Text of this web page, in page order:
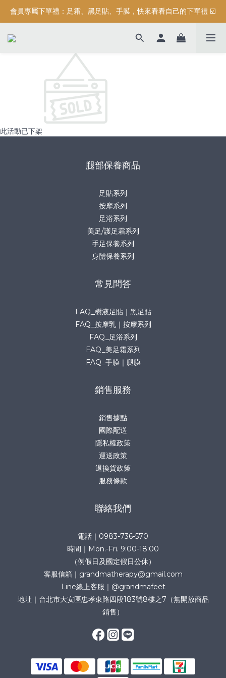
按摩系列滿$3000元，加碼送滿額禮『 精油保濕沐浴露 (正貨) 』
會員專屬下單禮：足霜、黑足貼、手膜，快來看看自己的下單禮 ☑️
按摩系列滿$3000元，加碼送滿額禮『 精油保濕沐浴露 (正貨) 』
此活動已下架
腿部保養商品
足貼系列
按摩系列
足浴系列
美足/護足霜系列
手足保養系列
身體保養系列
常見問答
FAQ_樹液足貼｜黑足貼
FAQ_按摩乳｜按摩系列
FAQ_足浴系列
FAQ_美足霜系列
FAQ_手膜｜腿膜
銷售服務
銷售據點
國際配送
隱私權政策
運送政策
退換貨政策
服務條款
聯絡我們
電話｜0983-736-570
時間｜Mon.-Fri. 9:00-18:00
（例假日及國定假日公休）
客服信箱｜grandmatherapy@gmail.com
Line線上客服｜@grandmafeet
地址｜台北市大安區忠孝東路四段183號8樓之7（無開放商品
銷售）